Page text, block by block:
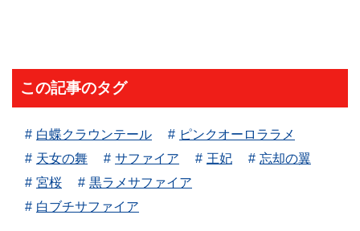
この記事のタグ
白蝶クラウンテール
ピンクオーロララメ
天女の舞
サファイア 王妃
忘却の翼
宮桜
黒ラメサファイア
白ブチサファイア